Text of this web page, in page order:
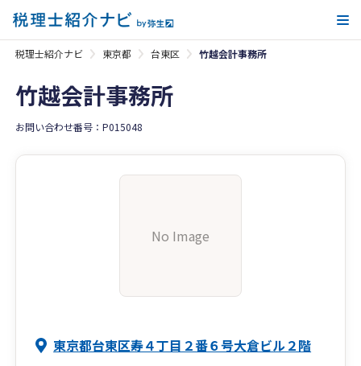
税理士紹介ナビ 東京都 台東区 竹越会計事務所
竹越会計事務所
お問い合わせ番号：P015048
No Image
東京都台東区寿４丁目２番６号大倉ビル２階